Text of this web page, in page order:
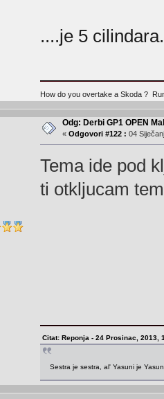
....je 5
How do you overtake a Skoda ?
Odg: Derbi GP1 OPEN
« Odgovori #122 : 04
Tema ide pod
ti otkljucam
Citat: Reponja - 24 Prosinac, 2013,
Sestra je sestra, al' Yasuni je